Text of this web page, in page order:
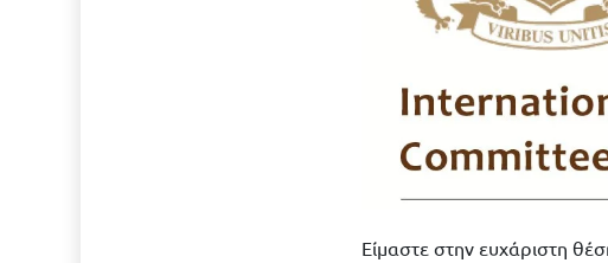
Είμαστε στην ευχάριστη